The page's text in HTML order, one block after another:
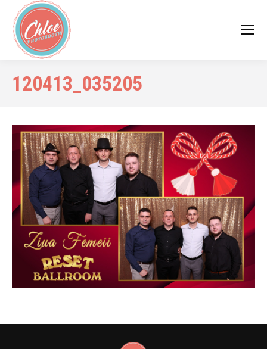
120413_035205